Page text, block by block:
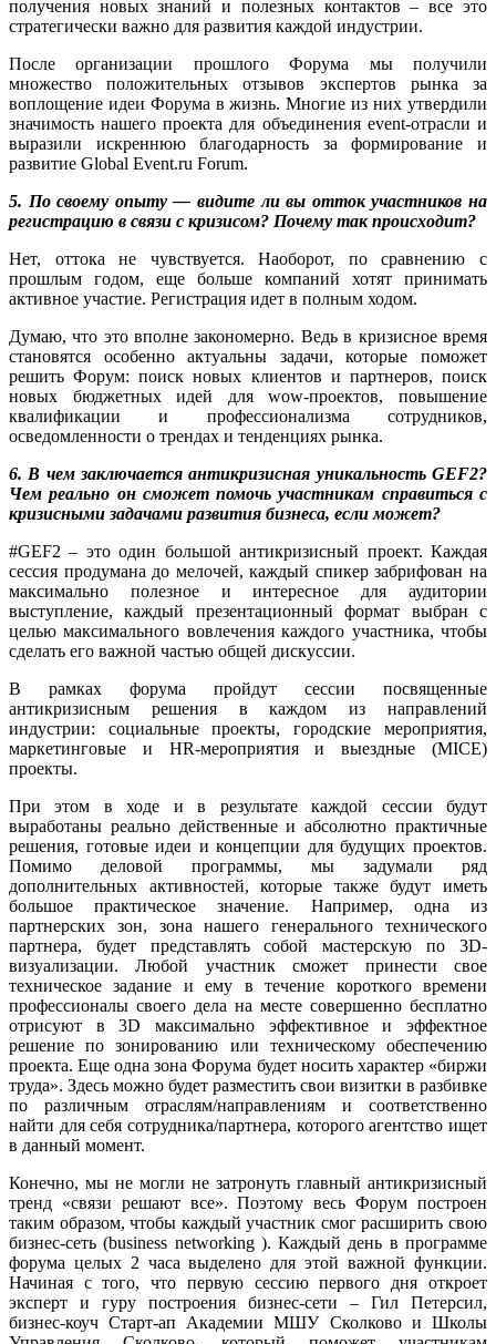
получения новых знаний и полезных контактов – все это
стратегически важно для развития каждой индустрии.
После организации прошлого Форума мы получили
множество положительных отзывов экспертов рынка за
воплощение идеи Форума в жизнь. Многие из них утвердили
значимость нашего проекта для объединения event-отрасли и
выразили искреннюю благодарность за формирование и
развитие Global Event.ru Forum.
5. По своему опыту — видите ли вы отток участников на
регистрацию в связи с кризисом? Почему так происходит?
Нет, оттока не чувствуется. Наоборот, по сравнению с
прошлым годом, еще больше компаний хотят принимать
активное участие. Регистрация идет в полным ходом.
Думаю, что это вполне закономерно. Ведь в кризисное время
становятся особенно актуальны задачи, которые поможет
решить Форум: поиск новых клиентов и партнеров, поиск
новых бюджетных идей для wow-проектов, повышение
квалификации и профессионализма сотрудников,
осведомленности о трендах и тенденциях рынка.
6. В чем заключается антикризисная уникальность GEF2?
Чем реально он сможет помочь участникам справиться с
кризисными задачами развития бизнеса, если может?
#GEF2 – это один большой антикризисный проект. Каждая
сессия продумана до мелочей, каждый спикер забрифован на
максимально полезное и интересное для аудитории
выступление, каждый презентационный формат выбран с
целью максимального вовлечения каждого участника, чтобы
сделать его важной частью общей дискуссии.
В рамках форума пройдут сессии посвященные
антикризисным решения в каждом из направлений
индустрии: социальные проекты, городские мероприятия,
маркетинговые и HR-мероприятия и выездные (MICE)
проекты.
При этом в ходе и в результате каждой сессии будут
выработаны реально действенные и абсолютно практичные
решения, готовые идеи и концепции для будущих проектов.
Помимо деловой программы, мы задумали ряд
дополнительных активностей, которые также будут иметь
большое практическое значение. Например, одна из
партнерских зон, зона нашего генерального технического
партнера, будет представлять собой мастерскую по 3D-
визуализации. Любой участник сможет принести свое
техническое задание и ему в течение короткого времени
профессионалы своего дела на месте совершенно бесплатно
отрисуют в 3D максимально эффективное и эффектное
решение по зонированию или техническому обеспечению
проекта. Еще одна зона Форума будет носить характер «биржи
труда». Здесь можно будет разместить свои визитки в разбивке
по различным отраслям/направлениям и соответственно
найти для себя сотрудника/партнера, которого агентство ищет
в данный момент.
Конечно, мы не могли не затронуть главный антикризисный
тренд «связи решают все». Поэтому весь Форум построен
таким образом, чтобы каждый участник смог расширить свою
бизнес-сеть (business networking ). Каждый день в программе
форума целых 2 часа выделено для этой важной функции.
Начиная с того, что первую сессию первого дня откроет
эксперт и гуру построения бизнес-сети – Гил Петерсил,
бизнес-коуч Старт-ап Академии МШУ Сколково и Школы